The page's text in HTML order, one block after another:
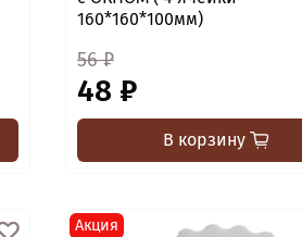
160*160*100мм)
56 ₽
48 ₽
В корзину
Акция